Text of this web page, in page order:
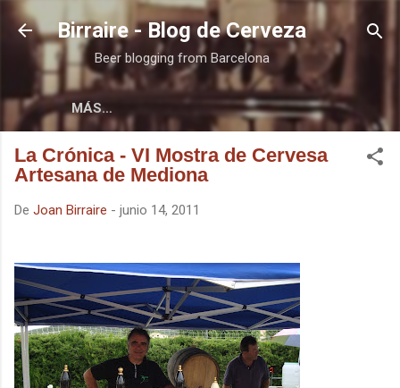
Ir al contenido principal
Birraire - Blog de Cerveza
Beer blogging from Barcelona
MÁS…
La Crónica - VI Mostra de Cervesa
Artesana de Mediona
De Joan Birraire - junio 14, 2011